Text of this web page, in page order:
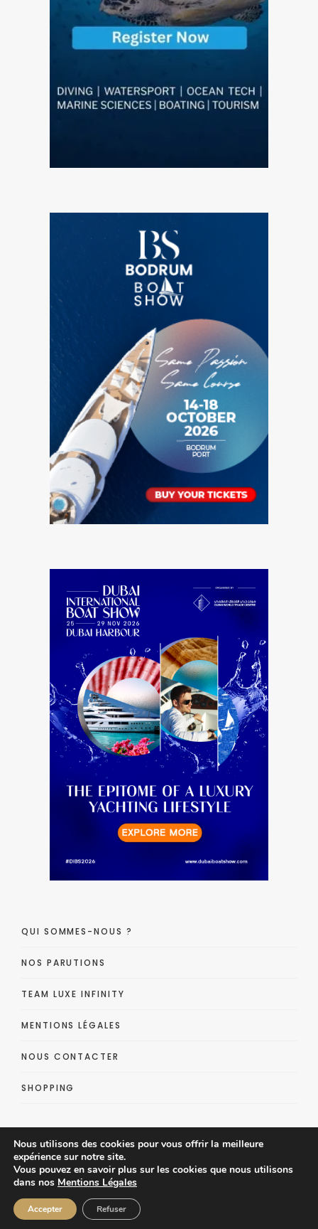
QUI SOMMES-NOUS ?
NOS PARUTIONS
TEAM LUXE INFINITY
MENTIONS LÉGALES
NOUS CONTACTER
SHOPPING
Luxe Infinity - Lifestyle Luxe Magazine
Nous utilisons des cookies pour vous offrir la meilleure
expérience sur notre site.
Vous pouvez en savoir plus sur les cookies que nous utilisons
dans nos Mentions Légales
Accepter Refuser